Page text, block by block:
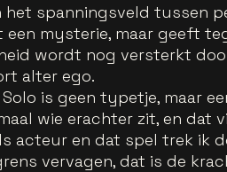
spanningsveld tussen
mysterie, maar geeft
wordt nog versterkt
alter ego.
is geen typetje, maar
wie erachter zit, en dat
acteur en dat spel trek ik
vervagen, dat is de